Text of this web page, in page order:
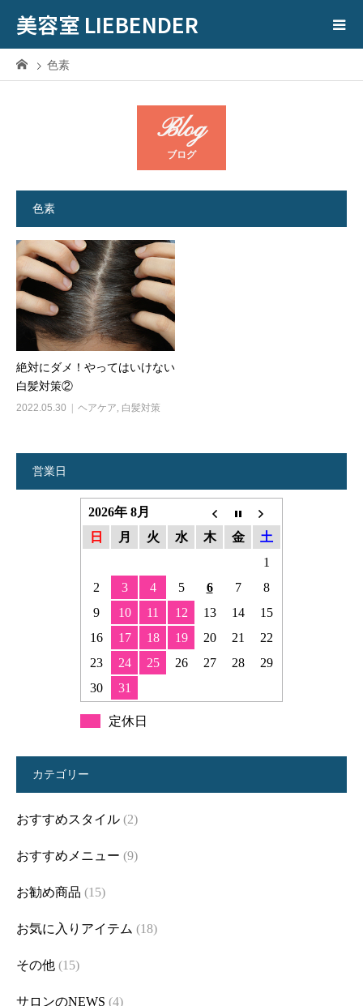
美容室 LIEBENDER
色素
Blog
ブログ
色素
絶対にダメ！やってはいけない
白髪対策②
2022.05.30 ヘアケア, 白髪対策
営業日
2026年 8月
日
月 火 水 木 金
土
1
2
3 4 5 6 7
8
9
10 11 12 13 14
15
16
17 18 19 20 21
22
23
24 25 26 27 28
29
30
31
定休日
カテゴリー
おすすめスタイル (2)
おすすめメニュー (9)
お勧め商品 (15)
お気に入りアイテム (18)
その他 (15)
サロンのNEWS (4)